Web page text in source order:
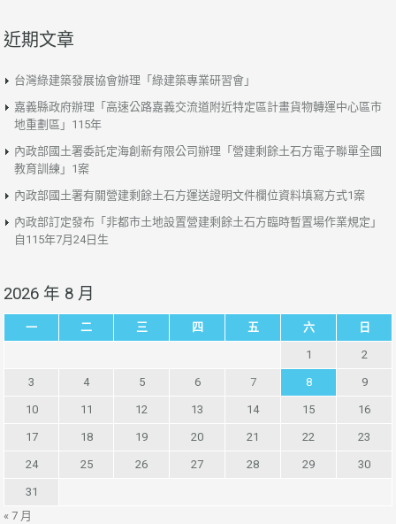
近期文章
台灣綠建築發展協會辦理「綠建築專業研習會」
嘉義縣政府辦理「高速公路嘉義交流道附近特定區計畫貨物轉運中心區市
地重劃區」115年
內政部國土署委託定海創新有限公司辦理「營建剩餘土石方電子聯單全國
教育訓練」1案
內政部國土署有關營建剩餘土石方運送證明文件欄位資料填寫方式1案
內政部訂定發布「非都市土地設置營建剩餘土石方臨時暫置場作業規定」
自115年7月24日生
2026 年 8 月
一 二 三 四 五 六 日
1 2
3 4 5 6 7 8 9
10 11 12 13 14 15 16
17 18 19 20 21 22 23
24 25 26 27 28 29 30
31
« 7 月